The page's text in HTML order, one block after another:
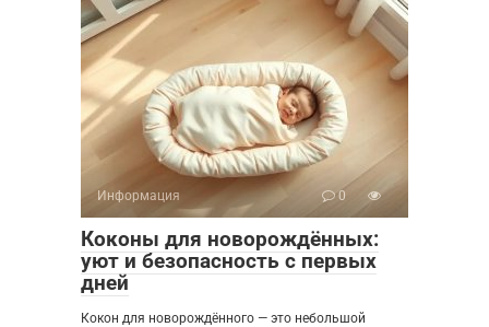
Информация 0
Коконы для новорождённых:
уют и безопасность с первых
дней
Кокон для новорождённого — это небольшой